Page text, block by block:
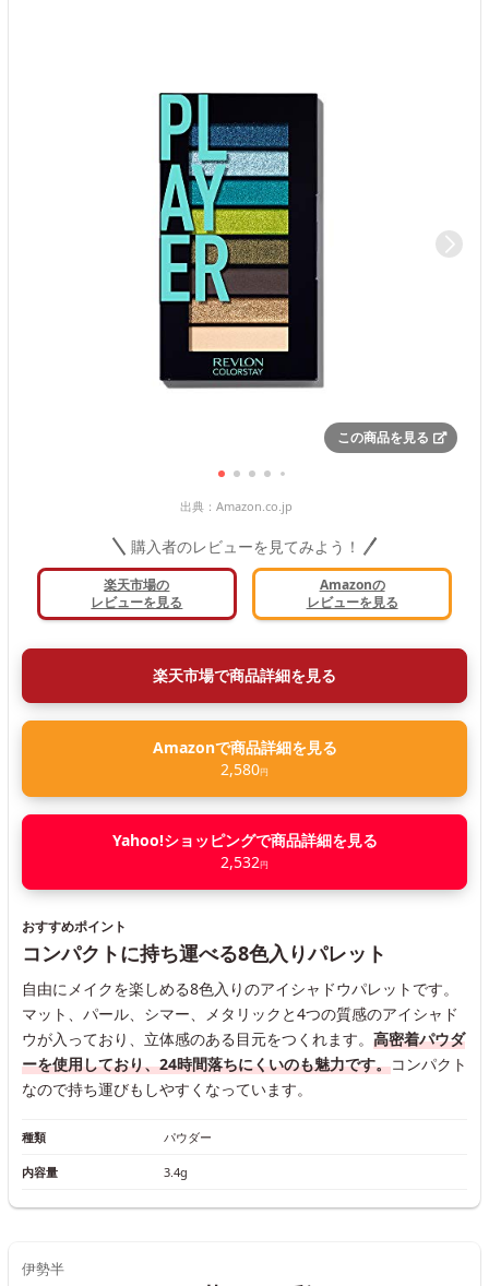
この商品を見る
出典： Amazon.co.jp
購入者のレビューを見てみよう！
楽天市場の
レビューを見る
Amazonの
レビューを見る
楽天市場で商品詳細を見る
Amazonで商品詳細を見る
2,580円
Yahoo!ショッピングで商品詳細を見る
2,532円
おすすめポイント
コンパクトに持ち運べる8色入りパレット
自由にメイクを楽しめる8色入りのアイシャドウパレットです。
マット、パール、シマー、メタリックと4つの質感のアイシャド
ウが入っており、立体感のある目元をつくれます。 高密着パウダ
ーを使用しており、24時間落ちにくいのも魅力です。コンパクト
なので持ち運びもしやすくなっています。
種類 パウダー
内容量 3.4g
伊勢半